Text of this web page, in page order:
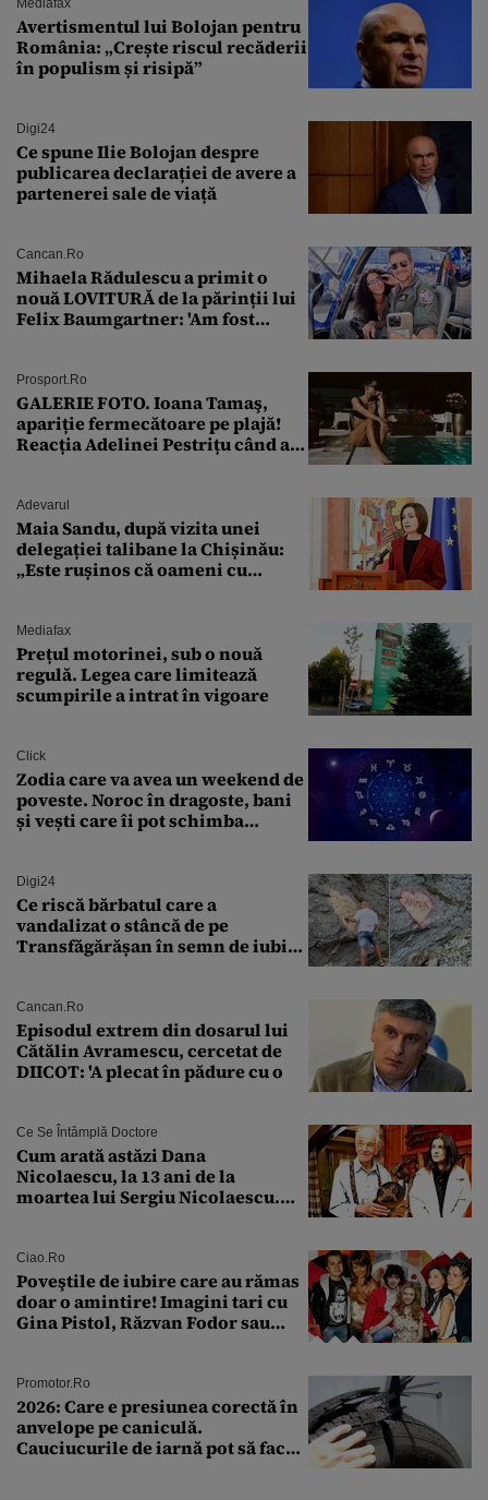
Mediafax
Avertismentul lui Bolojan pentru
România: „Crește riscul recăderii
în populism și risipă”
Digi24
Ce spune Ilie Bolojan despre
publicarea declarației de avere a
partenerei sale de viață
Cancan.ro
Mihaela Rădulescu a primit o
nouă LOVITURĂ de la părinții lui
Felix Baumgartner: 'Am fost
Prosport.ro
GALERIE FOTO. Ioana Tamaş,
apariție fermecătoare pe plajă!
Reacția Adelinei Pestrițu când a
Adevarul
Maia Sandu, după vizita unei
delegației talibane la Chișinău:
„Este rușinos că oameni cu
Mediafax
Prețul motorinei, sub o nouă
regulă. Legea care limitează
scumpirile a intrat în vigoare
Click
Zodia care va avea un weekend de
poveste. Noroc în dragoste, bani
și vești care îi pot schimba
Digi24
Ce riscă bărbatul care a
vandalizat o stâncă de pe
Transfăgărășan în semn de iubire
Cancan.ro
Episodul extrem din dosarul lui
Cătălin Avramescu, cercetat de
DIICOT: 'A plecat în pădure cu o
Ce Se Întâmplă Doctore
Cum arată astăzi Dana
Nicolaescu, la 13 ani de la
moartea lui Sergiu Nicolaescu.
Ciao.ro
Poveştile de iubire care au rămas
doar o amintire! Imagini tari cu
Gina Pistol, Răzvan Fodor sau
Promotor.ro
2026: Care e presiunea corectă în
anvelope pe caniculă.
Cauciucurile de iarnă pot să facă